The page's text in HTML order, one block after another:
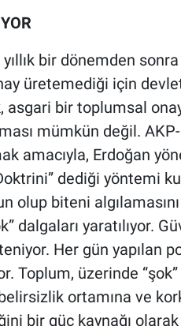
bir dönemden
üretemediği için
asgari bir toplumsal
mümkün değil.
amacıyla, Erdoğan
dediği yöntemi
olup biteni
dalgaları yaratılıyor.
Her gün yapılan
Toplum, üzerinde
ortamına ve
bir güç kaynağı